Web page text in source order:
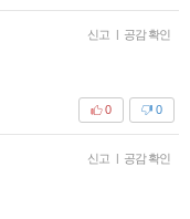
신고 | 공감 확인
0
0
신고 | 공감 확인